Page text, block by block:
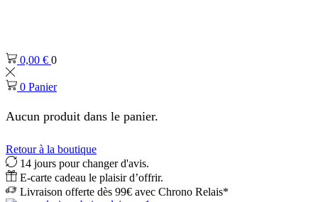
0,00 € 0
0 Panier
Aucun produit dans le panier.
Retour à la boutique
14 jours pour changer d'avis.
E-carte cadeau le plaisir d’offrir.
Livraison offerte dès 99€ avec Chrono Relais*